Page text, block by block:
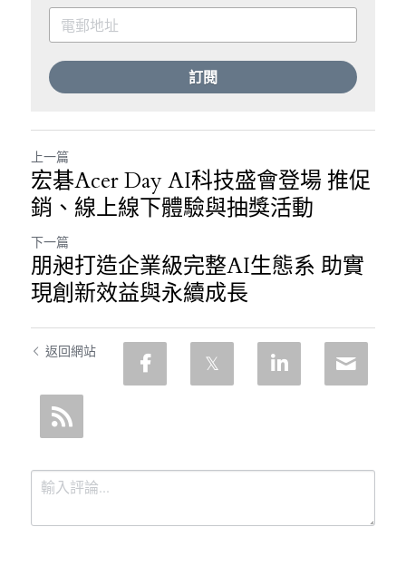
訂閱
上一篇
宏碁Acer Day AI科技盛會登場 推促
銷、線上線下體驗與抽獎活動
下一篇
朋昶打造企業級完整AI生態系 助實
現創新效益與永續成長
返回網站